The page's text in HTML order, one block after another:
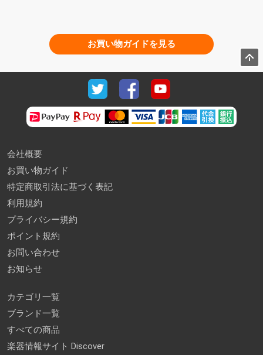
お買い物ガイドを見る
会社概要
お買い物ガイド
特定商取引法に基づく表記
利用規約
プライバシー規約
ポイント規約
お問い合わせ
お知らせ
カテゴリ一覧
ブランド一覧
すべての商品
楽器情報サイト Discover